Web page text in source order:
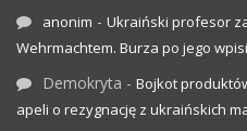
anonim - Ukraiński profesor
Wehrmachtem. Burza po jego
Demokryta - Bojkot
apeli o rezygnację z ukraińskich